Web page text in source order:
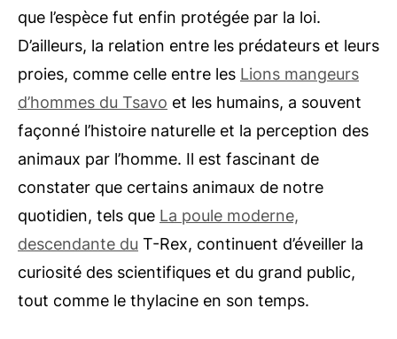
que l’espèce fut enfin protégée par la loi.
D’ailleurs, la relation entre les prédateurs et leurs
proies, comme celle entre les Lions mangeurs
d’hommes du Tsavo et les humains, a souvent
façonné l’histoire naturelle et la perception des
animaux par l’homme. Il est fascinant de
constater que certains animaux de notre
quotidien, tels que La poule moderne,
descendante du T-Rex, continuent d’éveiller la
curiosité des scientifiques et du grand public,
tout comme le thylacine en son temps.